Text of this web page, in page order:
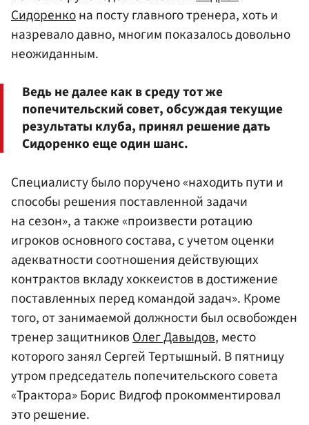
Сидоренкона посту главного тренера, хоть и
назревало давно, многим показалось довольно
неожиданным.
Ведь не далее как в среду тот же
попечительский совет, обсуждая текущие
результаты клуба, принял решение дать
Сидоренко еще один шанс.
Специалисту было поручено «находить пути и
способы решения поставленной задачи
на сезон», а также «произвести ротацию
игроков основного состава, с учетом оценки
адекватности соотношения действующих
контрактов вкладу хоккеистов в достижение
поставленных перед командой задач». Кроме
того, от занимаемой должности был освобожден
тренер защитниковОлег Давыдов, место
которого занял Сергей Тертышный. В пятницу
утром председатель попечительского совета
«Трактора» Борис Видгоф прокомментировал
это решение.